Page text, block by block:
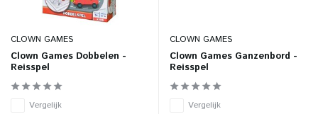
CLOWN GAMES
Clown Games Dobbelen -
Reisspel
Vergelijk
CLOWN GAMES
Clown Games Ganzenbord -
Reisspel
Vergelijk